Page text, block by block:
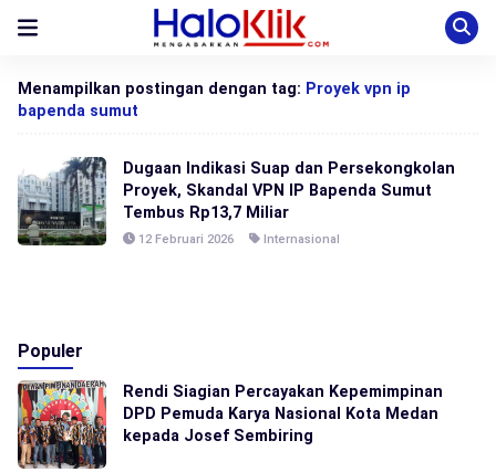
Menampilkan postingan dengan tag: Proyek vpn ip
bapenda sumut
Dugaan Indikasi Suap dan Persekongkolan
Proyek, Skandal VPN IP Bapenda Sumut
Tembus Rp13,7 Miliar
12 Februari 2026 Internasional
Populer
Rendi Siagian Percayakan Kepemimpinan
DPD Pemuda Karya Nasional Kota Medan
kepada Josef Sembiring